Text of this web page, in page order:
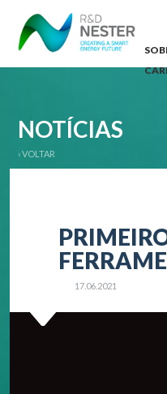
NOTÍCIAS
‹ VOLTAR
17.06.2021